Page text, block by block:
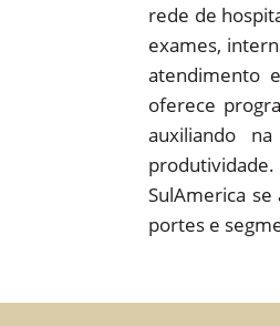
rede de
exames,
atendimento
oferece
auxiliando
SulAmerica
portes e